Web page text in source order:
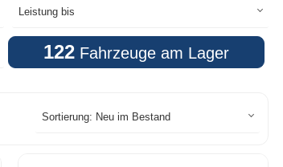
122 Fahrzeuge am Lager